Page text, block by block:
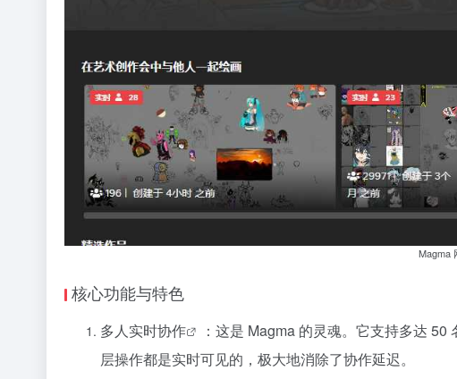
Magma
核心功能与特色
多人实时协作
：这是 Magma 的灵魂。它支持多达
层操作都是实时可见的，极大地消除了协作延迟。